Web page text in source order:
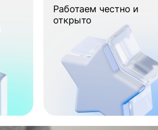
Работаем честно и
открыто